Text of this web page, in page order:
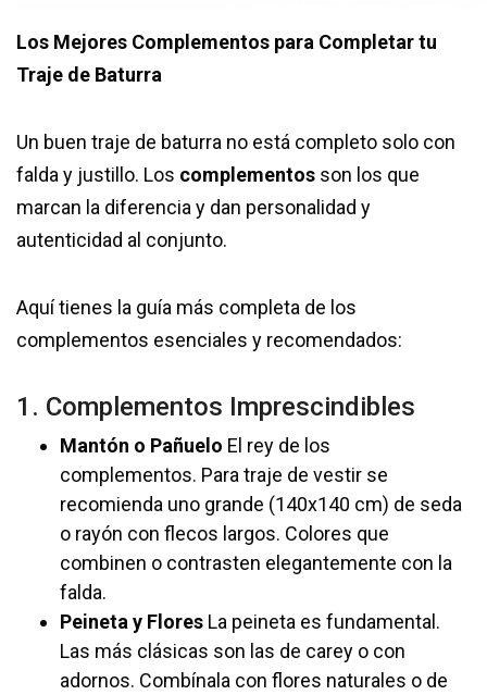
Los Mejores Complementos para Completar tu
Traje de Baturra
Un buen traje de baturra no está completo solo con
falda y justillo. Los complementos son los que
marcan la diferencia y dan personalidad y
autenticidad al conjunto.
Aquí tienes la guía más completa de los
complementos esenciales y recomendados:
1. Complementos Imprescindibles
Mantón o Pañuelo El rey de los
complementos. Para traje de vestir se
recomienda uno grande (140x140 cm) de seda
o rayón con flecos largos. Colores que
combinen o contrasten elegantemente con la
falda.
Peineta y Flores La peineta es fundamental.
Las más clásicas son las de carey o con
adornos. Combínala con flores naturales o de